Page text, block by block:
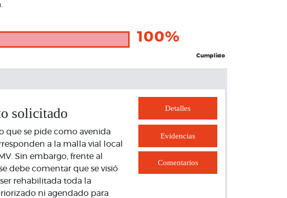
100%
Cumplido
solicitado
que se pide como avenida
a la malla vial local
Sin embargo, frente al
debe comentar que se visió
rehabilitada toda la
ni agendado para
Detalles
Evidencias
Comentarios